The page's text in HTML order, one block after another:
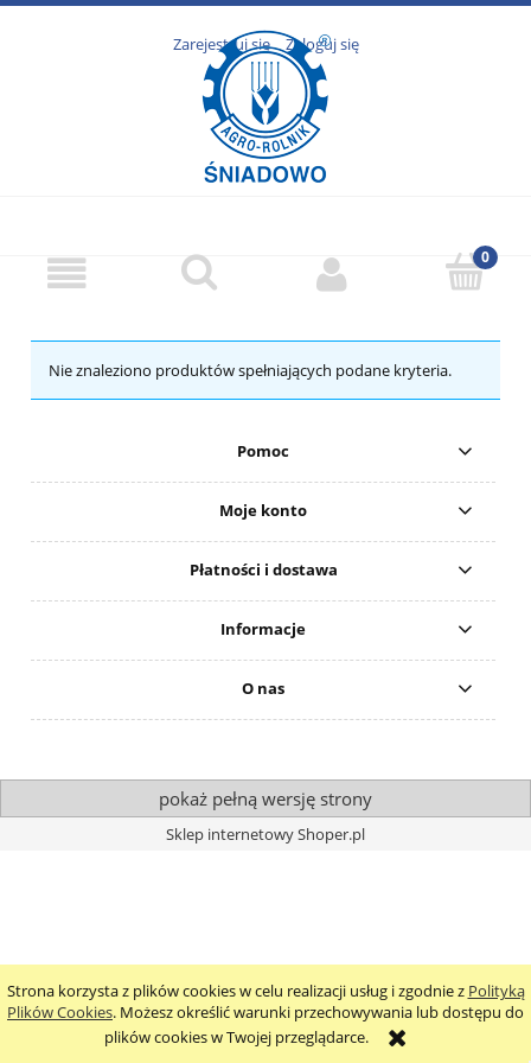
Strona korzysta z plików cookies w celu realizacji usług i zgodnie z Polityką
Plików Cookies. Możesz określić warunki przechowywania lub dostępu do
plików cookies w Twojej przeglądarce.
Zarejestruj się Zaloguj się
Nie znaleziono produktów spełniających podane kryteria.
Pomoc
Moje konto
Płatności i dostawa
Informacje
O nas
pokaż pełną wersję strony
Sklep internetowy Shoper.pl